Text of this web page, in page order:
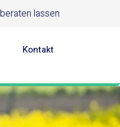
lassen
Kontakt